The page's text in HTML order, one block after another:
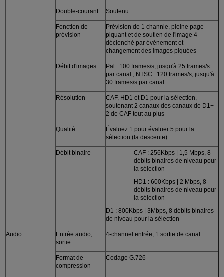
Double-courant Soutenu
Fonction de
prévision
Prévision de 1 channle, pleine page
piquant et de soutien de l'image 4
déclenché par événement et
changement des images piquées
Débit d'images
Pal : 100 frames/s, jusqu'à 25 frames/s
par canal ; NTSC : 120 frames/s, jusqu'à
30 frames/s par canal
Résolution
CAF, HD1 et D1 pour la sélection,
soutenant 2 canaux des canaux de D1+
2 de CAF tout au plus
Qualité
Évaluez 1 pour évaluer 5 pour la
sélection (la descente)
Débit binaire
CAF : 256Kbps | 1,5 Mbps, 8
débits binaires de niveau pour
la sélection
HD1 : 600Kbps | 2 Mbps, 8
débits binaires de niveau pour
la sélection
D1 : 800Kbps | 3Mbps, 8 débits binaires
de niveau pour la sélection
Audio
Entrée audio,
sortie
4-channel entrée, 1 sortie de canal
Format de
compression
Codage G.726